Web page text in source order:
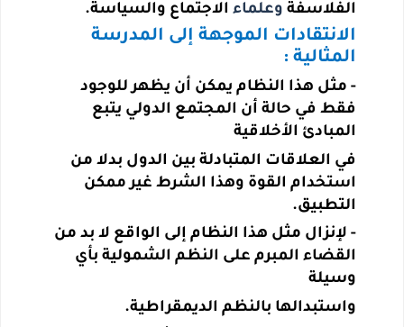
الفلاسفة وعلماء الاجتماع والسياسة.
الانتقادات الموجهة إلى المدرسة
المثالية :
- مثل هذا النظام يمكن أن يظهر للوجود
فقط في حالة أن المجتمع الدولي يتبع
المبادئ الأخلاقية
في العلاقات المتبادلة بين الدول بدلا من
استخدام القوة وهذا الشرط غير ممكن
التطبيق.
- لإنزال مثل هذا النظام إلى الواقع لا بد من
القضاء المبرم على النظم الشمولية بأي
وسيلة
واستبدالها بالنظم الديمقراطية.